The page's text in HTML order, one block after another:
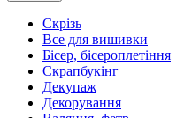
Скрізь
Все для вишивки
Бісер, бісероплетіння
Скрапбукінг
Декупаж
Декорування